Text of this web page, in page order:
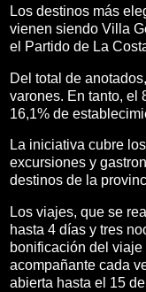
Los destinos más
vienen siendo Villa
el Partido de La
Del total de
varones. En tanto, el
16,1% de
La iniciativa cubre
excursiones y
destinos de la
Los viajes, que se
hasta 4 días y tres
bonificación del
acompañante cada
abierta hasta el 15